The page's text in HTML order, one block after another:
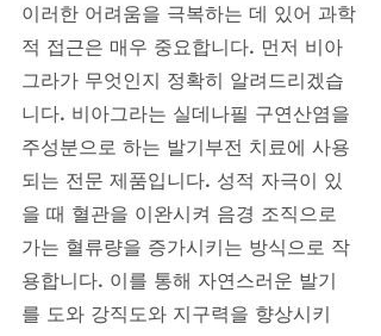
이러한 어려움을 극복하는 데 있어 과학
적 접근은 매우 중요합니다. 먼저 비아
그라가 무엇인지 정확히 알려드리겠습
니다. 비아그라는 실데나필 구연산염을
주성분으로 하는 발기부전 치료에 사용
되는 전문 제품입니다. 성적 자극이 있
을 때 혈관을 이완시켜 음경 조직으로
가는 혈류량을 증가시키는 방식으로 작
용합니다. 이를 통해 자연스러운 발기
를 도와 강직도와 지구력을 향상시키